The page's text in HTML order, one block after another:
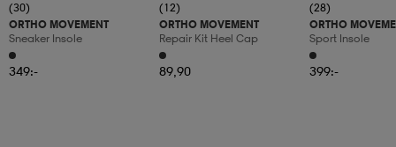
(30)
ORTHO MOVEMENT
Sneaker Insole
349:-
(12)
ORTHO MOVEMENT
Repair Kit Heel Cap
89,90
(28)
ORTHO
Sport Insole
399:-